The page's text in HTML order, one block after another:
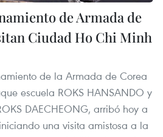
de Armada de
Ciudad Ho Chi Minh
de la Armada de Corea
escuela ROKS HANSANDO y
DAECHEONG, arribó hoy a
una visita amistosa a la